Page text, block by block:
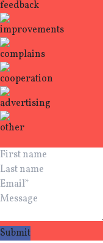
feedback
improvements
complains
cooperation
advertising
other